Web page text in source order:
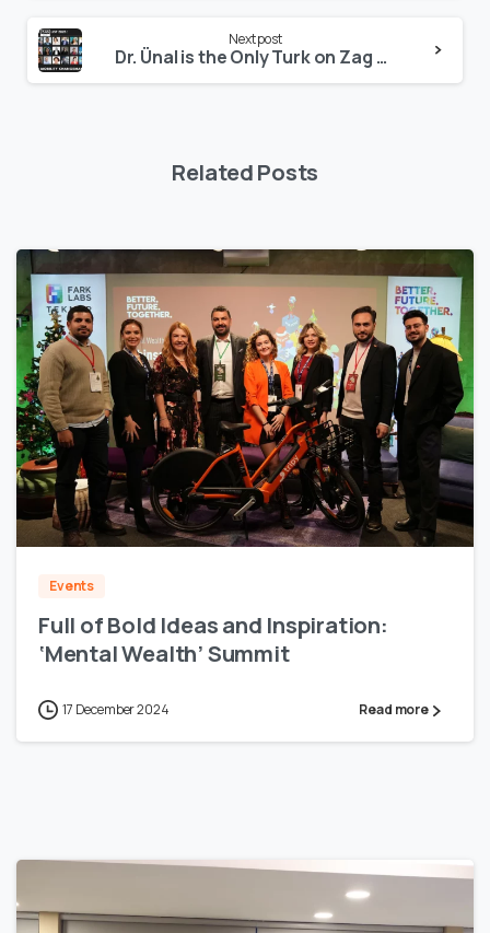
Next post
Dr. Ünal is the Only Turk on Zag Daily’s 100 Mobility Changemakers List
Related Posts
Events
Full of Bold Ideas and Inspiration:
‘Mental Wealth’ Summit
17 December 2024 Read more